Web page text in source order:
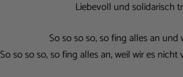
Liebevoll und solidarisch
So so so so, so fing alles an
So so so so, so fing alles an, weil wir es